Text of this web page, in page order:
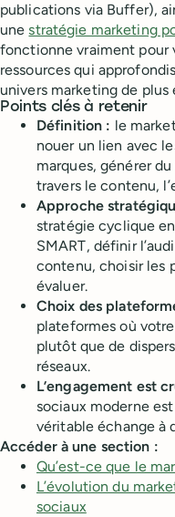
publications via Buffer),
unestratégie marketing
fonctionne vraiment pour
ressources qui
univers marketing de
Points clés à retenir
Définition : le
nouer un lien avec
marques, générer
travers le contenu,
Approche
stratégie cyclique
SMART, définir
contenu, choisir les
évaluer.
Choix des
plateformes où
plutôt que de
réseaux.
L’engagement est
sociaux moderne
véritable échange à
Accéder à une section :
Qu’est-ce que le
L’évolution du
sociaux